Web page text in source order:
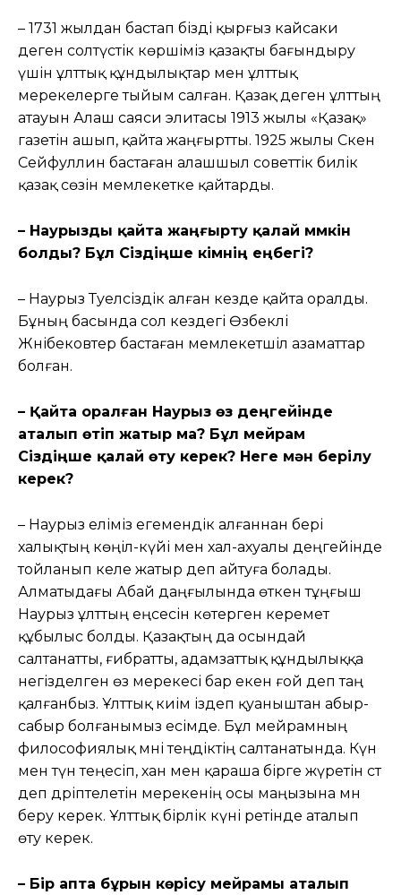
– 1731 жылдан бастап бізді қырғыз кайсаки
деген солтүстік көршіміз қазақты бағындыру
үшін ұлттық құндылықтар мен ұлттық
мерекелерге тыйым салған. Қазақ деген ұлттың
атауын Алаш саяси элитасы 1913 жылы «Қазақ»
газетін ашып, қайта жаңғыртты. 1925 жылы Сәкен
Сейфуллин бастаған алашшыл советтік билік
қазақ сөзін мемлекетке қайтарды.
– Наурызды қайта жаңғырту қалай мүмкін
болды? Бұл Сіздіңше кімнің еңбегі?
– Наурыз Тәуелсіздік алған кезде қайта оралды.
Бұның басында сол кездегі Өзбекәлі
Жәнібековтер бастаған мемлекетшіл азаматтар
болған.
– Қайта оралған Наурыз өз деңгейінде
аталып өтіп жатыр ма? Бұл мейрам
Сіздіңше қалай өту керек? Неге мән берілу
керек?
– Наурыз еліміз егемендік алғаннан бері
халықтың көңіл-күйі мен хал-ахуалы деңгейінде
тойланып келе жатыр деп айтуға болады.
Алматыдағы Абай даңғылында өткен тұңғыш
Наурыз ұлттың еңсесін көтерген керемет
құбылыс болды. Қазақтың да осындай
салтанатты, ғибратты, адамзаттық құндылыққа
негізделген өз мерекесі бар екен ғой деп таң
қалғанбыз. Ұлттық киім іздеп қуаныштан абыр-
сабыр болғанымыз есімде. Бұл мейрамның
философиялық мәні теңдіктің салтанатында. Күн
мен түн теңесіп, хан мен қараша бірге жүретін сәт
деп дәріптелетін мерекенің осы маңызына мән
беру керек. Ұлттық бірлік күні ретінде аталып
өту керек.
– Бір апта бұрын көрісу мейрамы аталып